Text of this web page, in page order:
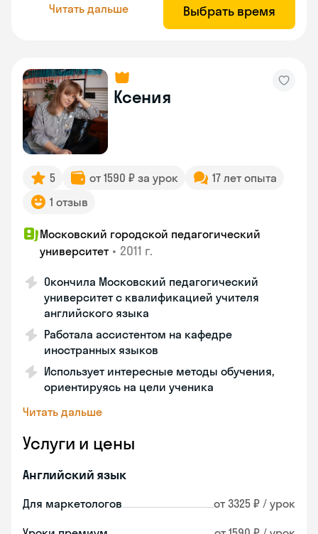
Читать дальше Выбрать время
Ксения
5 от 1590 ₽ за урок
17 лет опыта
1 отзыв
Московский городской педагогический
университет • 2011 г.
Окончила Московский педагогический
университет с квалификацией учителя
английского языка
Работала ассистентом на кафедре
иностранных языков
Использует интересные методы обучения,
ориентируясь на цели ученика
Читать дальше
Услуги и цены
Английский язык
Для маркетологов от 3325 ₽ / урок